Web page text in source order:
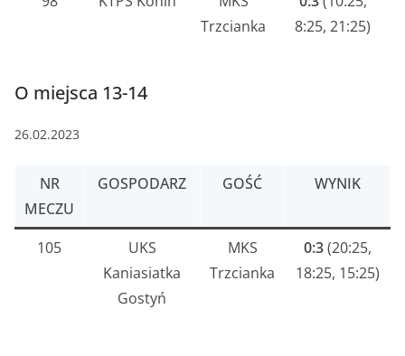
Trzcianka
8:25, 21:25)
O miejsca 13-14
26.02.2023
NR
MECZU
GOSPODARZ GOŚĆ WYNIK
105
UKS
Kaniasiatka
Gostyń
MKS
Trzcianka
0:3(20:25,
18:25, 15:25)